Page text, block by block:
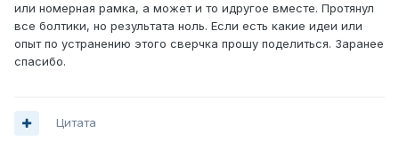
или номерная рамка, а может и то идругое вместе. Протянул
все болтики, но результата ноль. Если есть какие идеи или
опыт по устранению этого сверчка прошу поделиться. Заранее
спасибо.
Цитата